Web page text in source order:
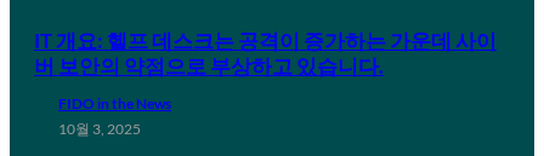
IT 개요: 헬프 데스크는 공격이 증가하는 가운데 사이
버 보안의 약점으로 부상하고 있습니다.
FIDO in the News
10월 3, 2025